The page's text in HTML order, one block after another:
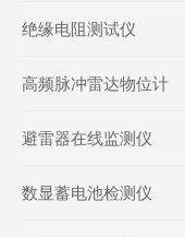
绝缘电阻测试仪
高频脉冲雷达物位计
避雷器在线监测仪
数显蓄电池检测仪